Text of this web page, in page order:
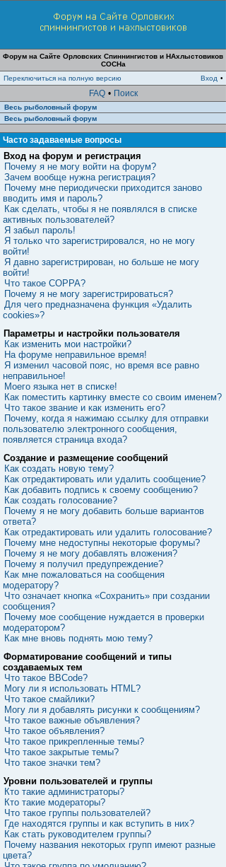
Форум на Сайте Орловских Спиннингистов и НАхлыстовиков
СОСНа
Переключиться на полную версию
Вход •
FAQ • Поиск
Весь рыболовный форум
Весь рыболовный форум
Часто задаваемые вопросы
Вход на форум и регистрация
Почему я не могу войти на форум?
Зачем вообще нужна регистрация?
Почему мне периодически приходится заново
вводить имя и пароль?
Как сделать, чтобы я не появлялся в списке
активных пользователей?
Я забыл пароль!
Я только что зарегистрировался, но не могу
войти!
Я давно зарегистрирован, но больше не могу
войти!
Что такое COPPA?
Почему я не могу зарегистрироваться?
Для чего предназначена функция «Удалить
cookies»?
Параметры и настройки пользователя
Как изменить мои настройки?
На форуме неправильное время!
Я изменил часовой пояс, но время все равно
неправильное!
Моего языка нет в списке!
Как поместить картинку вместе со своим именем?
Что такое звание и как изменить его?
Почему, когда я нажимаю ссылку для отправки
пользователю электронного сообщения,
появляется страница входа?
Создание и размещение сообщений
Как создать новую тему?
Как отредактировать или удалить сообщение?
Как добавить подпись к своему сообщению?
Как создать голосование?
Почему я не могу добавить больше вариантов
ответа?
Как отредактировать или удалить голосование?
Почему мне недоступны некоторые форумы?
Почему я не могу добавлять вложения?
Почему я получил предупреждение?
Как мне пожаловаться на сообщения
модератору?
Что означает кнопка «Сохранить» при создании
сообщения?
Почему мое сообщение нуждается в проверки
модератором?
Как мне вновь поднять мою тему?
Форматирование сообщений и типы
создаваемых тем
Что такое BBCode?
Могу ли я использовать HTML?
Что такое смайлики?
Могу ли я добавлять рисунки к сообщениям?
Что такое важные объявления?
Что такое объявления?
Что такое прикрепленные темы?
Что такое закрытые темы?
Что такое значки тем?
Уровни пользователей и группы
Кто такие администраторы?
Кто такие модераторы?
Что такое группы пользователей?
Где находятся группы и как вступить в них?
Как стать руководителем группы?
Почему названия некоторых групп имеют разные
цвета?